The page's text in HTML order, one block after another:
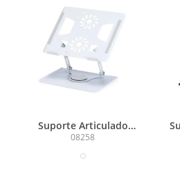
Suporte Articulado
Giratório de Metal para
08258